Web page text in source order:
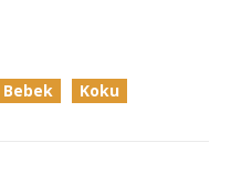
Bebek Koku